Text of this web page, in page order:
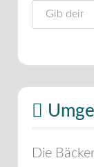
Gib deinen
Die